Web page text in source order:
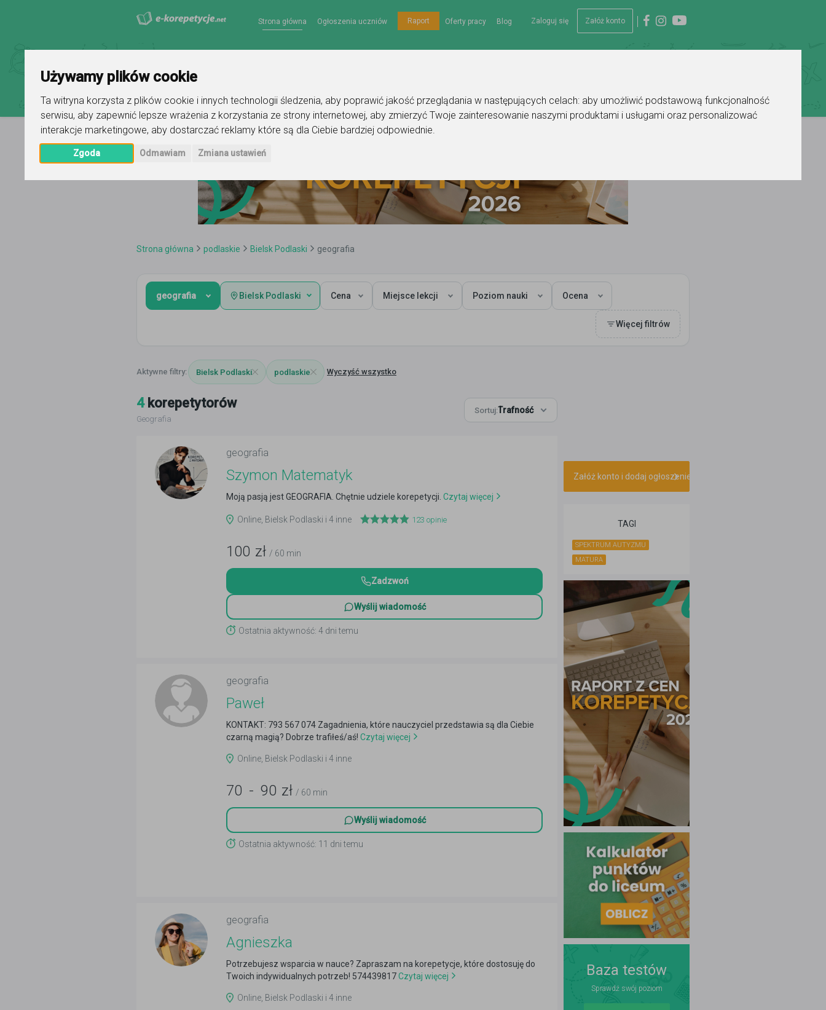
Używamy plików cookie
Ta witryna korzysta z plików cookie i innych technologii śledzenia, aby poprawić jakość przeglądania w następujących celach: aby umożliwić podstawową funkcjonalność
serwisu, aby zapewnić lepsze wrażenia z korzystania ze strony internetowej, aby zmierzyć Twoje zainteresowanie naszymi produktami i usługami oraz personalizować
interakcje marketingowe, aby dostarczać reklamy które są dla Ciebie bardziej odpowiednie.
Zgoda Odmawiam Zmiana ustawień
Zaloguj się Załóż konto
Strona główna Ogłoszenia uczniów Raport Oferty pracy Blog
Strona główna podlaskie Bielsk Podlaski geografia
geografia Bielsk Podlaski Cena
Więcej filtrów
Miejsce lekcji Poziom nauki Ocena
Bielsk Podlaski podlaskie Wyczyść wszystko
4korepetytorów
Geografia
Sortuj:Trafność
geografia
Szymon Matematyk
Moją pasją jest GEOGRAFIA. Chętnie udziele korepetycji. Czytaj więcej
Online, Bielsk Podlaski i 4 inne 123 opinie
100 zł / 60 min
Zadzwoń
Wyślij wiadomość
Ostatnia aktywność: 4 dni temu
geografia
Paweł
KONTAKT: 793 567 074 Zagadnienia, które nauczyciel przedstawia są dla Ciebie
czarną magią? Dobrze trafiłeś/aś! Czytaj więcej
Online, Bielsk Podlaski i 4 inne
70 - 90 zł / 60 min
Wyślij wiadomość
Ostatnia aktywność: 11 dni temu
geografia
Agnieszka
Potrzebujesz wsparcia w nauce? Zapraszam na korepetycje, które dostosuję do
Twoich indywidualnych potrzeb! 574439817Czytaj więcej
Online, Bielsk Podlaski i 4 inne
Załóż konto i dodaj ogłoszenie
TAGI
SPEKTRUM AUTYZMU
MATURA
Baza testów
Sprawdź swój poziom